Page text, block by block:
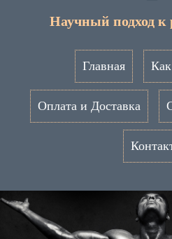
Научный подход к
Главная Как
Оплата и Доставка